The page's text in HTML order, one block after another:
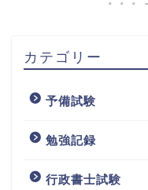
カテゴリー
予備試験
勉強記録
行政書士試験